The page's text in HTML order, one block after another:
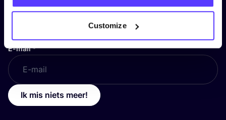
Customize
Voornaam*
E-mail*
Ik mis niets meer!